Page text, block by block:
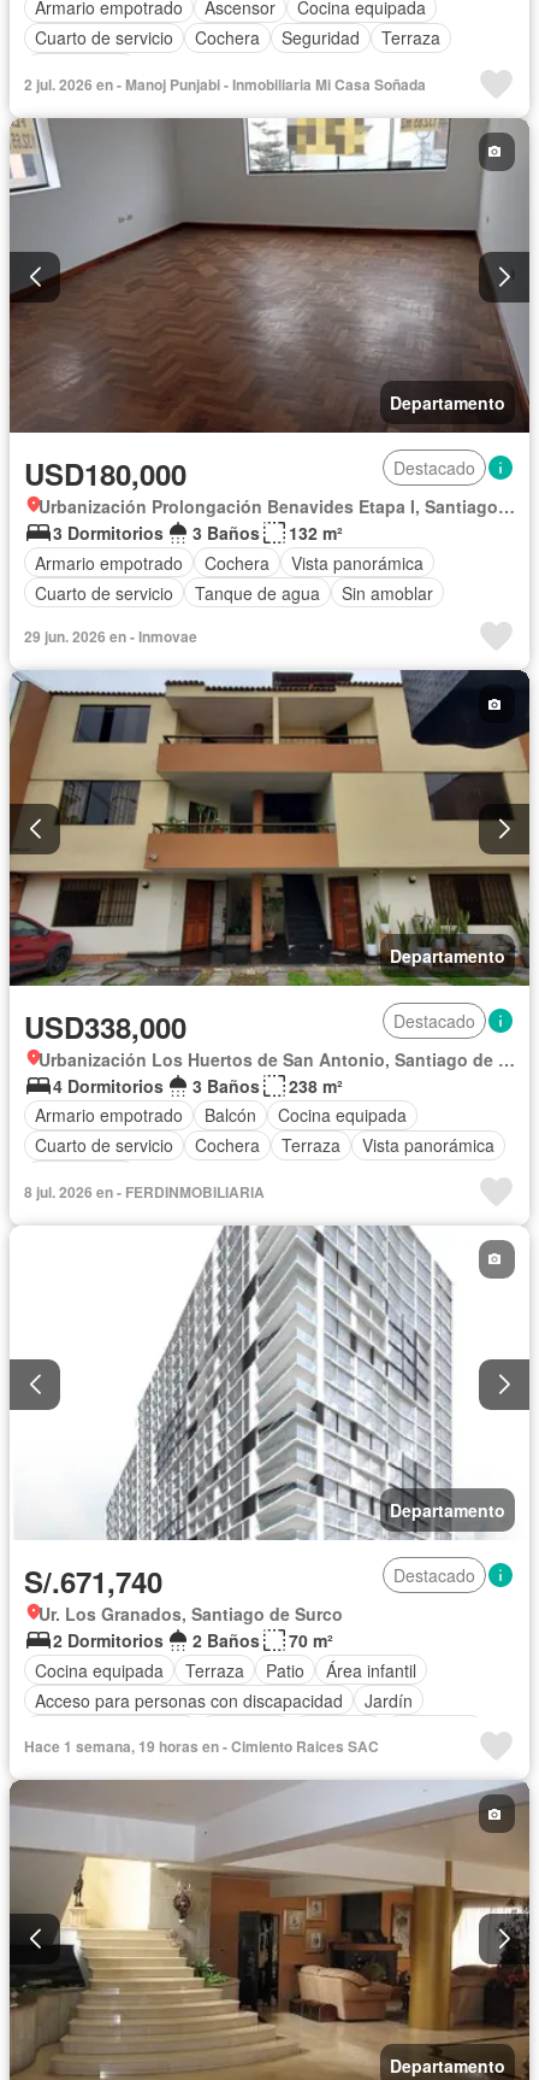
Armario empotrado Ascensor
Cocina equipada
Cuarto de servicio
Cochera Seguridad
Terraza
2 jul. 2026 en - Manoj Punjabi - Inmobiliaria Mi Casa Soñada
Departamento
USD180,000
Destacado
Urbanización Prolongación Benavides Etapa I, Santiago de Surco
3 Dormitorios
3 Baños
132 m²
Armario empotrado
Cochera
Vista panorámica
Cuarto de servicio
Tanque de agua Sin amoblar
29 jun. 2026 en - Inmovae
Departamento
USD338,000
Destacado
Urbanización Los Huertos de San Antonio, Santiago de Surco
4 Dormitorios
3 Baños
238 m²
Armario empotrado
Balcón
Cocina equipada
Cuarto de servicio
Cochera Terraza
Vista panorámica
8 jul. 2026 en - FERDINMOBILIARIA
Departamento
S/.671,740
Destacado
Ur. Los Granados, Santiago de Surco
2 Dormitorios
2 Baños
70 m²
Cocina equipada
Terraza Patio
Área infantil
Acceso para personas con discapacidad
Jardín
Piscina
Cancha de tenis Sin amoblar
Hace 1 semana, 19 horas en - Cimiento Raices SAC
Departamento